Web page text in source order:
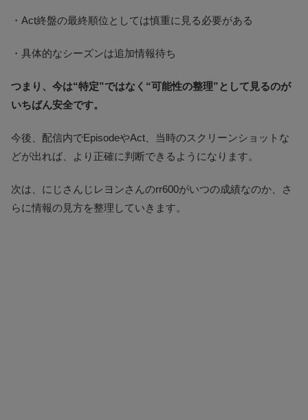
・Act終盤の最終順位としては慎重に見る必要がある
・具体的なシーズンは追加情報待ち
つまり、今は“特定”ではなく“可能性の整理”として見るのが
いちばん安全です。
今後、配信内でEpisodeやAct、当時のスクリーンショットな
どが出れば、より正確に判断できるようになります。
次は、にじさんじレヨンさんのrr600がいつの成績なのか、さ
らに情報の見方を整理していきます。